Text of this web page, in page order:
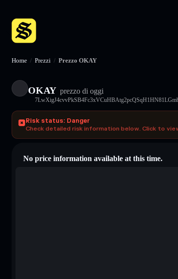
Home / Prezzi / Prezzo OKAY
OKAY prezzo di oggi
Risk status: Danger
Check detailed risk information below. Click to
No price information available at this time.